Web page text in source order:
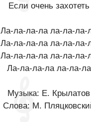
Если очень захотеть
Ла-ла-ла-ла ла-ла-ла-
Ла-ла-ла-ла ла-ла-ла-
Ла-ла-ла-ла ла-ла-ла-
Ла-ла-ла-ла ла-ла-ла
Музыка: Е. Крылатов
Слова: М.